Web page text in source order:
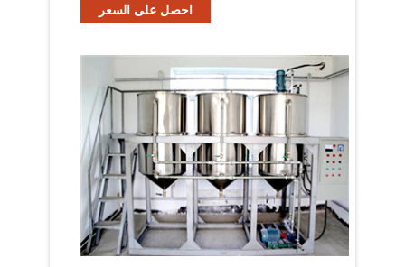
احصل على السعر